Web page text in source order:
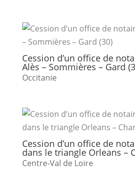
Cession d’un office de
Alès – Sommières – Gard
Occitanie
Cession d’un office de
dans le triangle Orleans –
Centre-Val de Loire